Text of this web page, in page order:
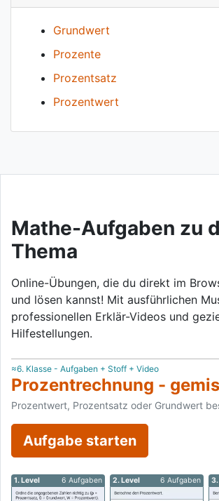
Grundwert
Prozente
Prozentsatz
Prozentwert
Mathe-Aufgaben zu
Thema
Online-Übungen, die du direkt im
und lösen kannst! Mit ausführlichen
professionellen Erklär-Videos und
Hilfestellungen.
≈6. Klasse - Aufgaben + Stoff + Video
Prozentrechnung -
Prozentwert, Prozentsatz oder Grundwert
Aufgabe starten
1. Level 6 Aufgaben 2. Level 6 Aufgaben